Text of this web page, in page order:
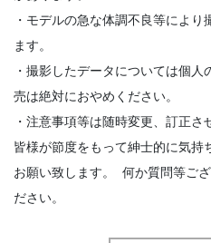
・モデルの急な体調不良等によ
ます。
・撮影したデータについては個
売は絶対におやめください。
・注意事項等は随時変更、訂正さ
皆様が節度をもって紳士的に気持
お願い致します。 何か質問等ご
ださい。